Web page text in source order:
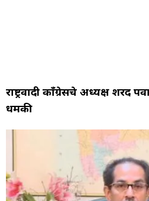
राष्ट्रवादी काँग्रेसचे अध्यक्ष शरद
धमकी